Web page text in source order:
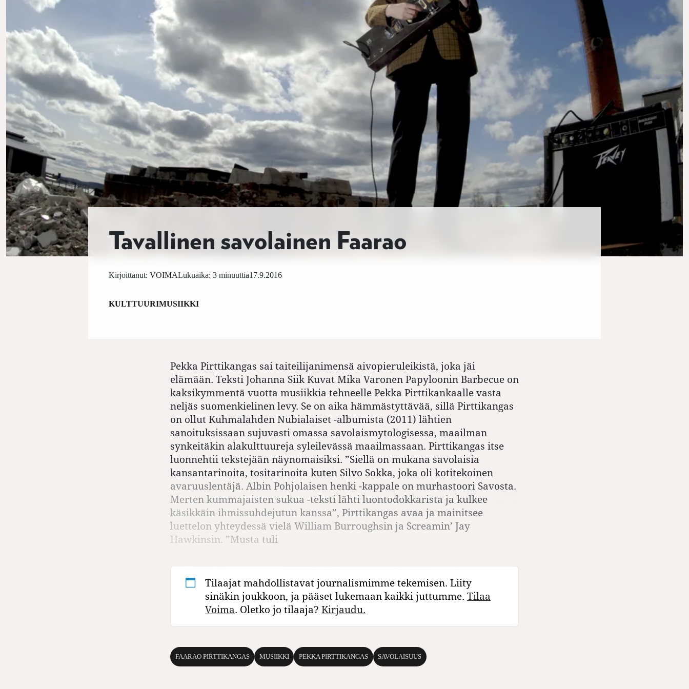
Tavallinen savolainen Faarao
17.9.2016
Kirjoittanut: VOIMALukuaika: 3 minuuttia
KULTTUURIMUSIIKKI
Pekka Pirttikangas sai taiteilijanimensä aivopieruleikistä, joka jäi
elämään. Teksti Johanna Siik Kuvat Mika Varonen Papyloonin Barbecue on
kaksikymmentä vuotta musiikkia tehneelle Pekka Pirttikankaalle vasta
neljäs suomenkielinen levy. Se on aika hämmästyttävää, sillä Pirttikangas
on ollut Kuhmalahden Nubialaiset -albumista (2011) lähtien
sanoituksissaan sujuvasti omassa savolaismytologisessa, maailman
synkeitäkin alakulttuureja syleilevässä maailmassaan. Pirttikangas itse
luonnehtii tekstejään näynomaisiksi. ”Siellä on mukana savolaisia
kansantarinoita, tositarinoita kuten Silvo Sokka, joka oli kotitekoinen
avaruuslentäjä. Albin Pohjolaisen henki -kappale on murhastoori Savosta.
Merten kummajaisten sukua -teksti lähti luontodokkarista ja kulkee
käsikkäin ihmissuhdejutun kanssa”, Pirttikangas avaa ja mainitsee
luettelon yhteydessä vielä William Burroughsin ja Screamin’ Jay
Hawkinsin. ”Musta tuli
Tilaajat mahdollistavat journalismimme tekemisen. Liity
sinäkin joukkoon, ja pääset lukemaan kaikki juttumme.Tilaa
Voima. Oletko jo tilaaja?Kirjaudu.
FAARAO PIRTTIKANGAS MUSIIKKI PEKKA PIRTTIKANGAS SAVOLAISUUS